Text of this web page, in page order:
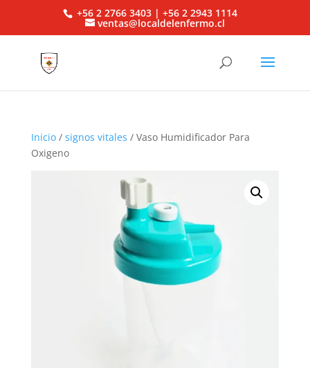
+56 2 2766 3403 | +56 2 2943 1114
ventas@localdelenfermo.cl
Inicio/ signos vitales / Vaso Humidificador Para
Oxigeno